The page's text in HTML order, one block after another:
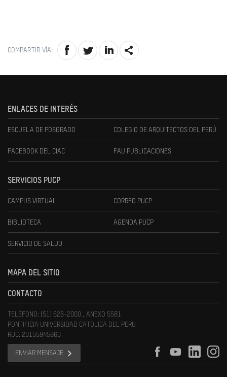
COMPARTIR VÍA:
ENLACES DE INTERÉS
ESCUELA DE POSGRADO COLEGIO DE ARQUITECTOS DEL PERÚ
FACEBOOK DEL CIAC FAU PUBLICACIONES
SERVICIOS PUCP
CAMPUS VIRTUAL CORREO PUCP
BIBLIOTECA AGENDA PUCP
SERVICIO DE SALUD
MAPA DEL SITIO
CONTACTO
TELÉFONO: (51) 626-2000 , ANEXO 5581
PONTIFICIA UNIVERSIDAD CATOLICA DEL PERU
RUC: 20155945860
ENVIAR MENSAJE